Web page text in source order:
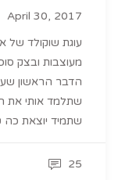
April 30, 2017
עוגת שוקולד של
מעוצבות ובצק
הדבר הראשון
שתלמד אותי את
שתמיד יוצאת כה
25